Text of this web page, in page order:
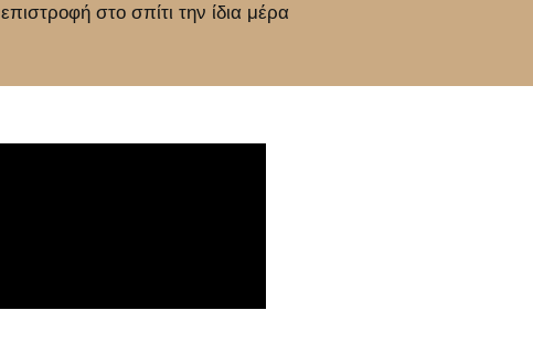
επιστροφή στο σπίτι την ίδια μέρα